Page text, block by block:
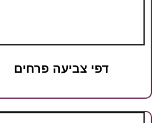
דפי צביעה פרחים